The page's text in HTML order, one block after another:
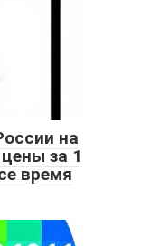
на
за 1
время